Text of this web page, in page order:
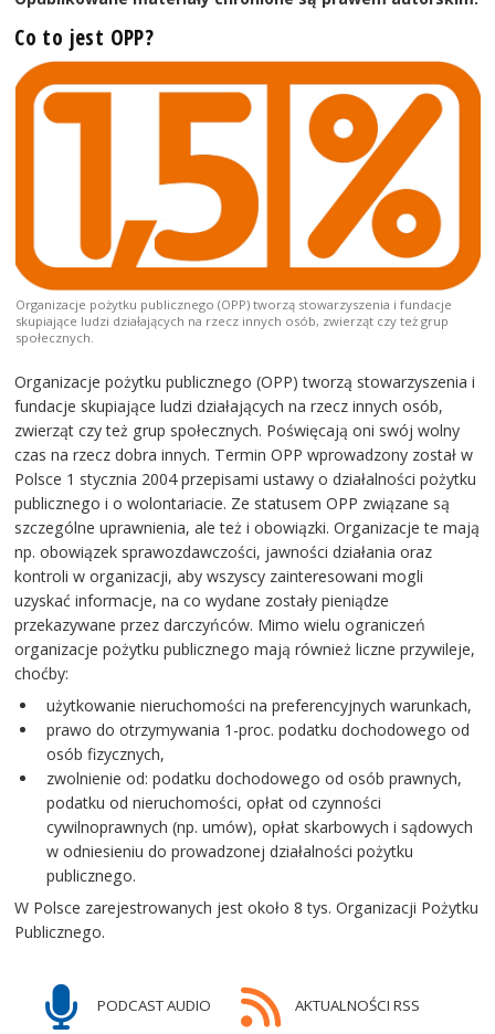
Co to jest OPP?
Organizacje pożytku publicznego (OPP) tworzą stowarzyszenia i fundacje
skupiające ludzi działających na rzecz innych osób, zwierząt czy też grup
społecznych.
Organizacje pożytku publicznego (OPP) tworzą stowarzyszenia i
fundacje skupiające ludzi działających na rzecz innych osób,
zwierząt czy też grup społecznych. Poświęcają oni swój wolny
czas na rzecz dobra innych. Termin OPP wprowadzony został w
Polsce 1 stycznia 2004 przepisami ustawy o działalności pożytku
publicznego i o wolontariacie. Ze statusem OPP związane są
szczególne uprawnienia, ale też i obowiązki. Organizacje te mają
np. obowiązek sprawozdawczości, jawności działania oraz
kontroli w organizacji, aby wszyscy zainteresowani mogli
uzyskać informacje, na co wydane zostały pieniądze
przekazywane przez darczyńców. Mimo wielu ograniczeń
organizacje pożytku publicznego mają również liczne przywileje,
choćby:
użytkowanie nieruchomości na preferencyjnych warunkach,
prawo do otrzymywania 1-proc. podatku dochodowego od
osób fizycznych,
zwolnienie od: podatku dochodowego od osób prawnych,
podatku od nieruchomości, opłat od czynności
cywilnoprawnych (np. umów), opłat skarbowych i sądowych
w odniesieniu do prowadzonej działalności pożytku
publicznego.
W Polsce zarejestrowanych jest około 8 tys. Organizacji Pożytku
Publicznego.
PODCAST AUDIO AKTUALNOŚCI RSS